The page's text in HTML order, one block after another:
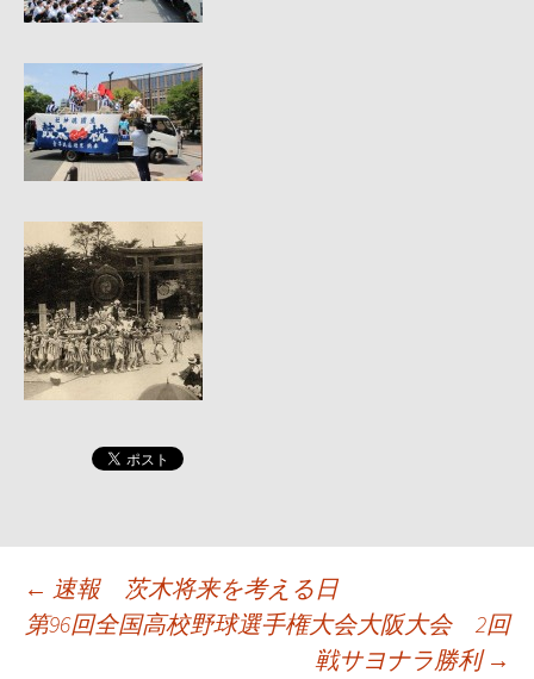
投
稿
← 速報 茨木将来を考える日
第96回全国高校野球選手権大会大阪大会 2回
戦サヨナラ勝利 →